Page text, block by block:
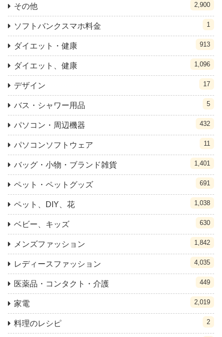
その他 2,900
ソフトバンクスマホ料金 1
ダイエット・健康 913
ダイエット、健康 1,096
デザイン 17
バス・シャワー用品 5
パソコン・周辺機器 432
パソコンソフトウェア 11
バッグ・小物・ブランド雑貨 1,401
ペット・ペットグッズ 691
ペット、DIY、花 1,038
ベビー、キッズ 630
メンズファッション 1,842
レディースファッション 4,035
医薬品・コンタクト・介護 449
家電 2,019
料理のレシピ 2